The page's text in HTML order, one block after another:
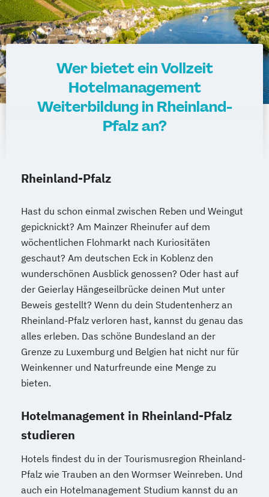
Wer bietet ein Vollzeit
Hotelmanagement
Weiterbildung in Rheinland-
Pfalz an?
Rheinland-Pfalz
Hast du schon einmal zwischen Reben und Weingut
gepicknickt? Am Mainzer Rheinufer auf dem
wöchentlichen Flohmarkt nach Kuriositäten
geschaut? Am deutschen Eck in Koblenz den
wunderschönen Ausblick genossen? Oder hast auf
der Geierlay Hängeseilbrücke deinen Mut unter
Beweis gestellt? Wenn du dein Studentenherz an
Rheinland-Pfalz verloren hast, kannst du genau das
alles erleben. Das schöne Bundesland an der
Grenze zu Luxemburg und Belgien hat nicht nur für
Weinkenner und Naturfreunde eine Menge zu
bieten.
Hotelmanagement in Rheinland-Pfalz
studieren
Hotels findest du in der Tourismusregion Rheinland-
Pfalz wie Trauben an den Wormser Weinreben. Und
auch ein Hotelmanagement Studium kannst du an